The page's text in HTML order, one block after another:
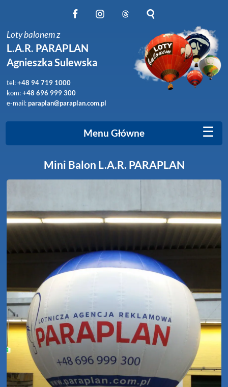
Obserwuj nas na Instagram
Obserwuj nas na Threads
Szukaj na stronie
Loty balonem z
L.A.R. PARAPLAN
Agnieszka Sulewska
tel:+48 94 719 1000
kom:+48 696 999 300
e-mail:paraplan@paraplan.com.pl
Menu Główne ☰
Mini Balon L.A.R. PARAPLAN